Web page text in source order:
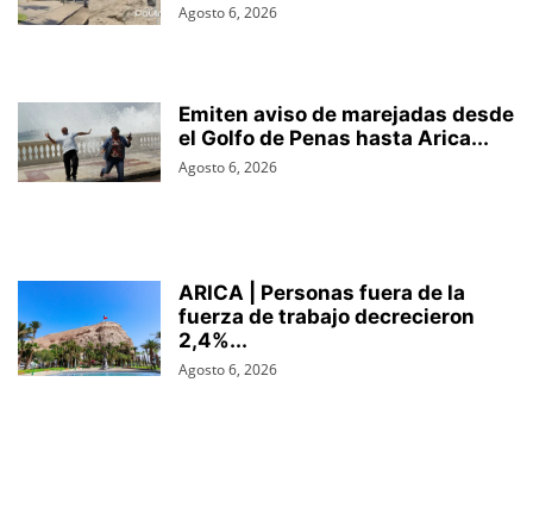
Agosto 6, 2026
Emiten aviso de marejadas desde
el Golfo de Penas hasta Arica...
Agosto 6, 2026
ARICA | Personas fuera de la
fuerza de trabajo decrecieron
2,4%...
Agosto 6, 2026